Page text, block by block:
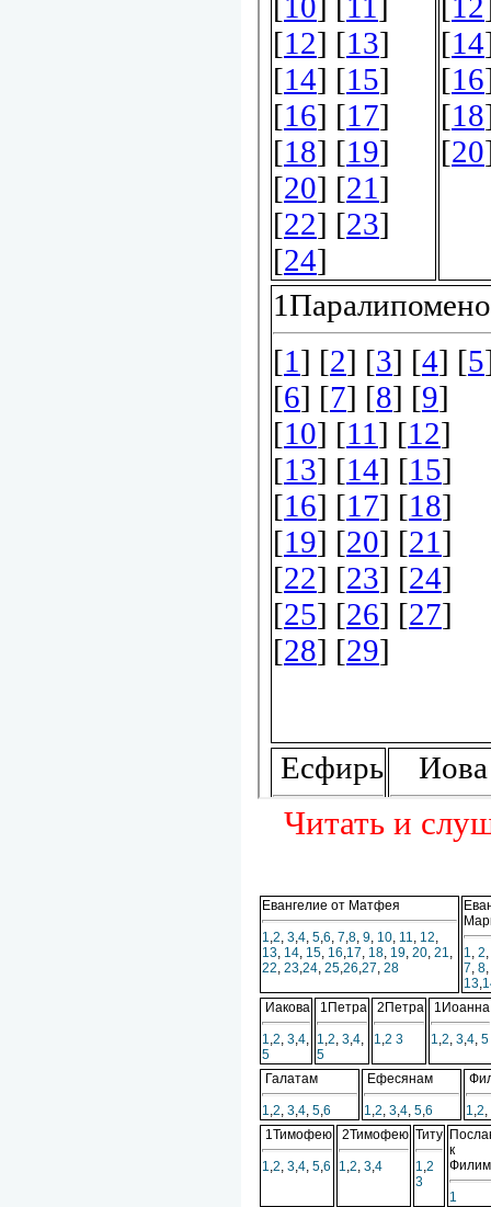
Читать и
Евангелие от Матфея
1,2, 3,4, 5,6, 7,8, 9, 10, 11, 12,
13, 14, 15, 16,17, 18, 19, 20, 21,
22, 23,24, 25,26,27, 28
1, 2
7, 8,
13,
Иакова
1,2, 3,4,
5
1Петра
1,2, 3,4,
5
2Петра
1,2 3
1Иоанна
1,2, 3,4, 5
Галатам
1,2, 3,4, 5,6
Ефесянам
1,2, 3,4, 5,6 1,2,
1Тимофею
1,2, 3,4, 5,6
2Тимофею
1,2, 3,4
Титу
1,2
3
к
1